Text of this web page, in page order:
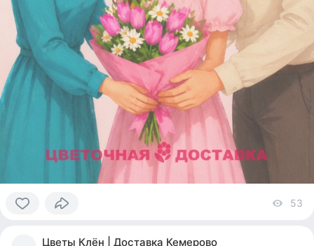
53
Цветы Клён | Доставка Кемерово